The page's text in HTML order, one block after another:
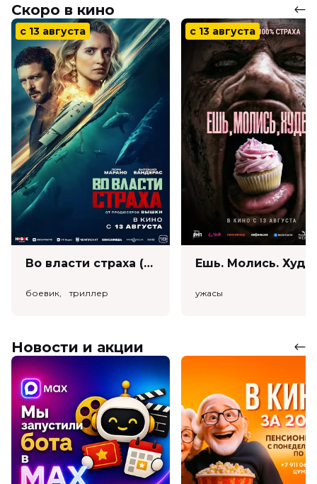
Скоро в кино
с 13 августа
Во власти страха (18+)
боевик, триллер
с 13 августа
ужасы
Новости и акции